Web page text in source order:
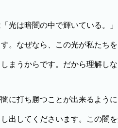
光は暗闇の中で輝いている。
。なぜなら、この光が私たち
まうからです。だから理解しな
に打ち勝つことが出来るよう
出してくださいます。この闇